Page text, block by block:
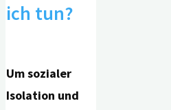
ich tun?
Um sozialer
Isolation und